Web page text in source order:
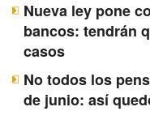
Nueva ley pone
bancos: tendrán
casos
No todos los
de junio: así